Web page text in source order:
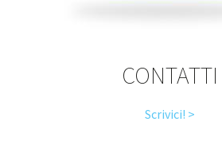
CONTATTI
Scrivici! >